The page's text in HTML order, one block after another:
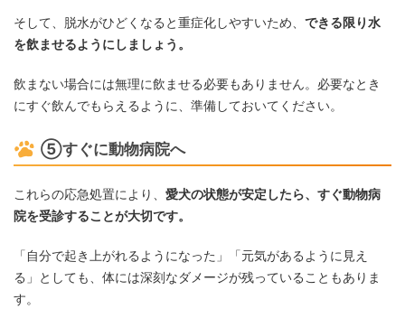
そして、脱水がひどくなると重症化しやすいため、 できる限り水
を飲ませるようにしましょう。
飲まない場合には無理に飲ませる必要もありません。必要なとき
にすぐ飲んでもらえるように、準備しておいてください。
⑤すぐに動物病院へ
これらの応急処置により、 愛犬の状態が安定したら、すぐ動物病
院を受診することが大切です。
「自分で起き上がれるようになった」「元気があるように見え
る」としても、体には深刻なダメージが残っていることもありま
す。